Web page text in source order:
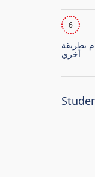
6
بطريقة
أخري